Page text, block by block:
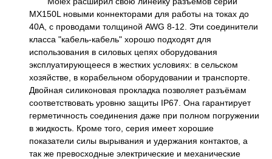
MX150L новыми коннекторами для работы на токах до
40А, с проводами толщиной AWG 8-12. Эти соединители
класса "кабель-кабель" хорошо подходят для
использования в силовых цепях оборудования
эксплуатирующееся в жестких условиях: в сельском
хозяйстве, в корабельном оборудовании и транспорте.
Двойная силиконовая прокладка позволяет разъёмам
соответствовать уровню защиты IP67. Она гарантирует
герметичность соединения даже при полном погружении
в жидкость. Кроме того, серия имеет хорошие
показатели силы вырывания и удержания контактов, а
так же превосходные электрические и механические